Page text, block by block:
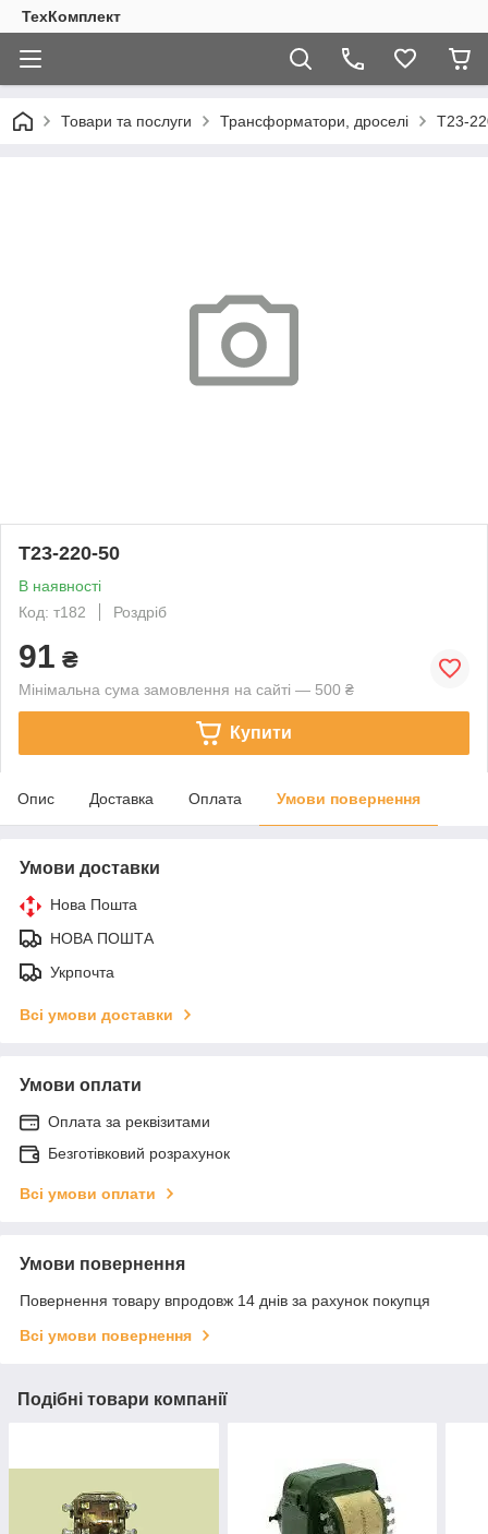
ТехКомплект
Товари та послуги Трансформатори, дроселі Т23-
Т23-220-50
В наявності
Код: т182
Роздріб
91 ₴
Мінімальна сума замовлення на сайті — 500 ₴
Купити
Опис Доставка Оплата Умови повернення
Умови доставки
Нова Пошта
НОВА ПОШТА
Укрпочта
Всі умови доставки
Умови оплати
Оплата за реквізитами
Безготівковий розрахунок
Всі умови оплати
Умови повернення
Повернення товару впродовж 14 днів за рахунок покупця
Всі умови повернення
Подібні товари компанії